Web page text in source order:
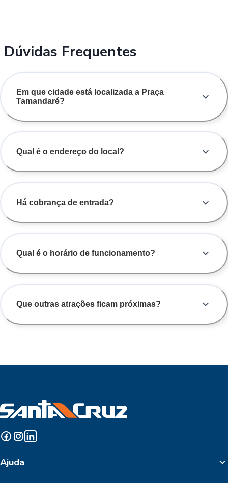
Dúvidas Frequentes
Em que cidade está localizada a Praça
Tamandaré?
Qual é o endereço do local?
Há cobrança de entrada?
Qual é o horário de funcionamento?
Que outras atrações ficam próximas?
Ajuda